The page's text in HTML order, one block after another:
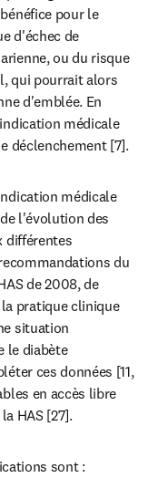
pour le
d'échec de
ou du risque
qui pourrait alors
d'emblée. En
médicale
déclenchement [7].
médicale
l'évolution des
différentes
du
de 2008, de
pratique clinique
situation
le diabète
ces données [11,
en accès libre
HAS [27].
sont :